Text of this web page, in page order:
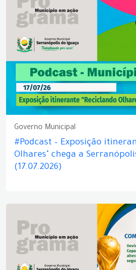
Governo Municipal
#Podcast – Exposição
Olhares" chega a
(17.07.2026)